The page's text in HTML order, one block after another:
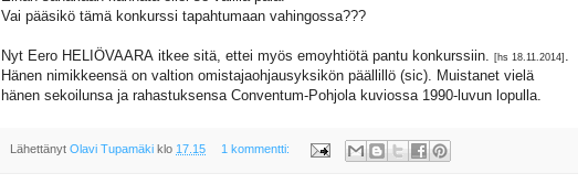
Vai pääsikö tämä konkurssi tapahtumaan vahingossa???
Nyt Eero HELIÖVAARA itkee sitä, ettei myös emoyhtiötä pantu konkurssiin. [hs 18.11.2014] .
Hänen nimikkeensä on valtion omistajaohjausyksikön päällillö (sic). Muistanet vielä
hänen sekoilunsa ja rahastuksensa Conventum-Pohjola kuviossa 1990-luvun lopulla.
Lähettänyt Olavi Tupamäki klo 17.15 1 kommentti: